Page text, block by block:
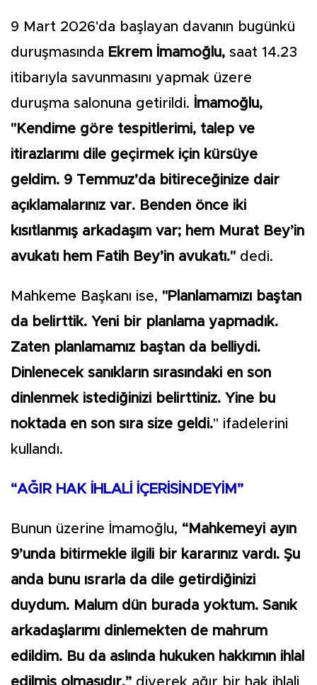
9 Mart 2026'da başlayan davanın bugünkü
duruşmasında Ekrem İmamoğlu, saat 14.23
itibarıyla savunmasını yapmak üzere
duruşma salonuna getirildi. İmamoğlu,
"Kendime göre tespitlerimi, talep ve
itirazlarımı dile geçirmek için kürsüye
geldim. 9 Temmuz’da bitireceğinize dair
açıklamalarınız var. Benden önce iki
kısıtlanmış arkadaşım var; hem Murat Bey’in
avukatı hem Fatih Bey’in avukatı." dedi.
Mahkeme Başkanı ise, "Planlamamızı baştan
da belirttik. Yeni bir planlama yapmadık.
Zaten planlamamız baştan da belliydi.
Dinlenecek sanıkların sırasındaki en son
dinlenmek istediğinizi belirttiniz. Yine bu
noktada en son sıra size geldi." ifadelerini
kullandı.
“AĞIR HAK İHLALİ İÇERİSİNDEYİM”
Bunun üzerine İmamoğlu, “Mahkemeyi ayın
9’unda bitirmekle ilgili bir kararınız vardı. Şu
anda bunu ısrarla da dile getirdiğinizi
duydum. Malum dün burada yoktum. Sanık
arkadaşlarımı dinlemekten de mahrum
edildim. Bu da aslında hukuken hakkımın ihlal
edilmiş olmasıdır.” diyerek ağır bir hak ihlali